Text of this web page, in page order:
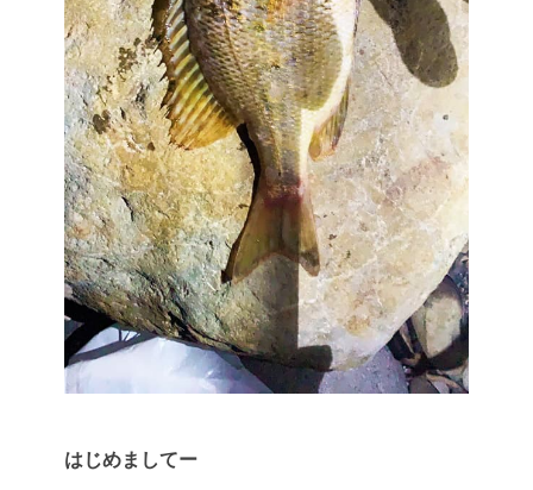
はじめましてー